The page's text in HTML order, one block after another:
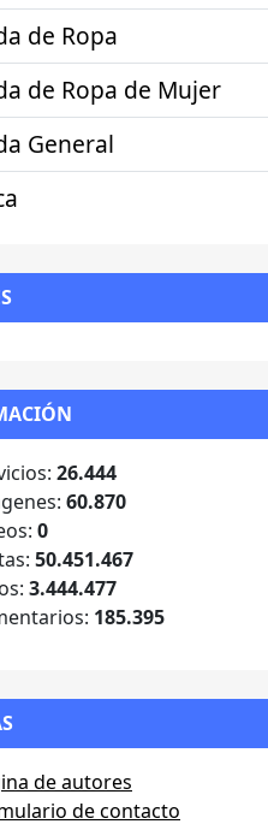
de Ropa
de Ropa de Mujer
General
26.444
60.870
0
50.451.467
3.444.477
185.395
de autores
de contacto